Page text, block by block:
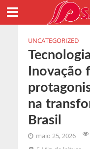
UNCATEGORIZED
Inovação
na
Brasil
maio 25, 2026